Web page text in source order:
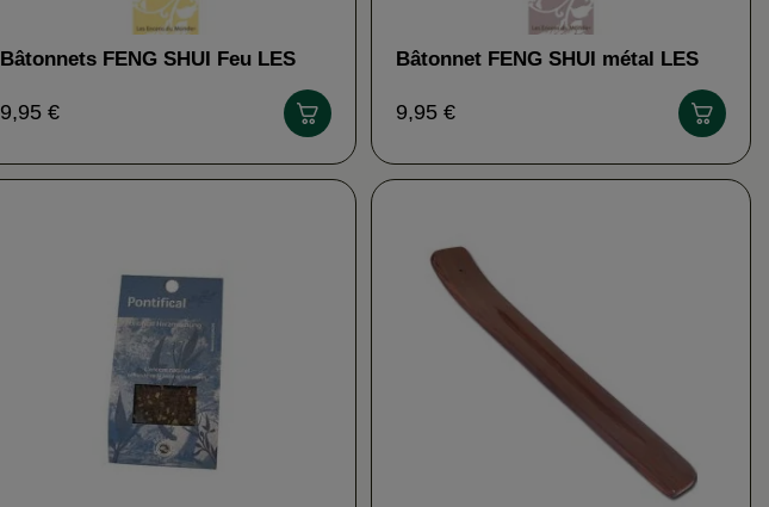
Bâtonnets FENG SHUI Feu LES
9,95 €
Bâtonnet FENG SHUI métal LES
9,95 €